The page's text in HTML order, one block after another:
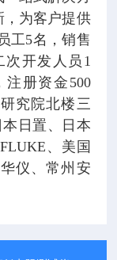
为客户提供
工5名，销售
次开发人员1
册资金500
究院北楼三
日置、日本
、美国
仪、常州安